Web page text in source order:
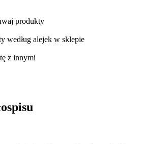
produkty
według alejek w sklepie
z innymi